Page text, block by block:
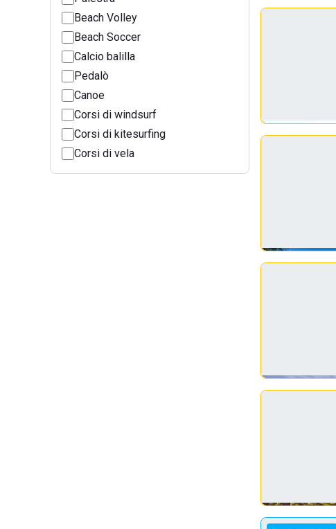
Beach Volley
Beach Soccer
Calcio balilla
Pedalò
Canoe
Corsi di windsurf
Corsi di kitesurfing
Corsi di vela